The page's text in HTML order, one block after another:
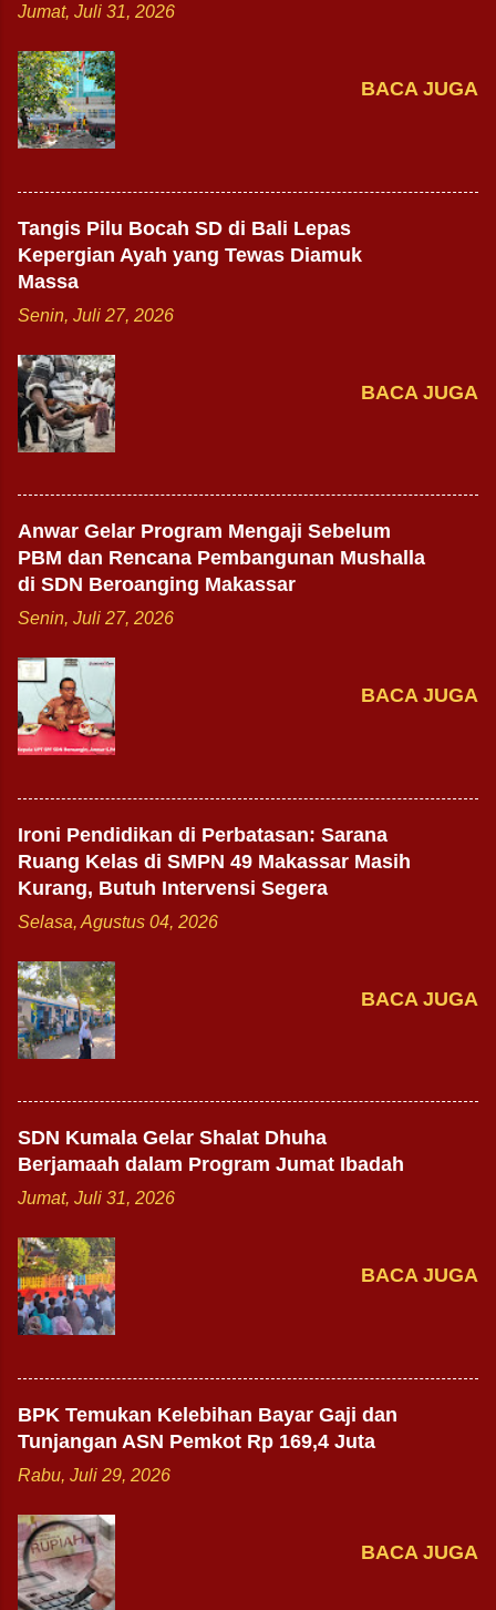
Jumat, Juli 31, 2026
BACA JUGA
Tangis Pilu Bocah SD di Bali Lepas
Kepergian Ayah yang Tewas Diamuk
Massa
Senin, Juli 27, 2026
BACA JUGA
Anwar Gelar Program Mengaji Sebelum
PBM dan Rencana Pembangunan Mushalla
di SDN Beroanging Makassar
Senin, Juli 27, 2026
BACA JUGA
Ironi Pendidikan di Perbatasan: Sarana
Ruang Kelas di SMPN 49 Makassar Masih
Kurang, Butuh Intervensi Segera
Selasa, Agustus 04, 2026
BACA JUGA
SDN Kumala Gelar Shalat Dhuha
Berjamaah dalam Program Jumat Ibadah
Jumat, Juli 31, 2026
BACA JUGA
BPK Temukan Kelebihan Bayar Gaji dan
Tunjangan ASN Pemkot Rp 169,4 Juta
Rabu, Juli 29, 2026
BACA JUGA